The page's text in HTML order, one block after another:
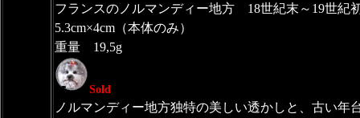
フランスのノルマンディー地方 18世紀末～19世紀
5.3cm×4cm（本体のみ）
重量 19,5g
Sold
ノルマンディー地方独特の美しい透かしと、古い年